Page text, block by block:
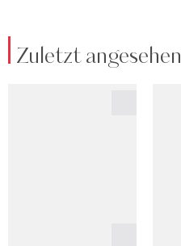
Zuletzt angesehen